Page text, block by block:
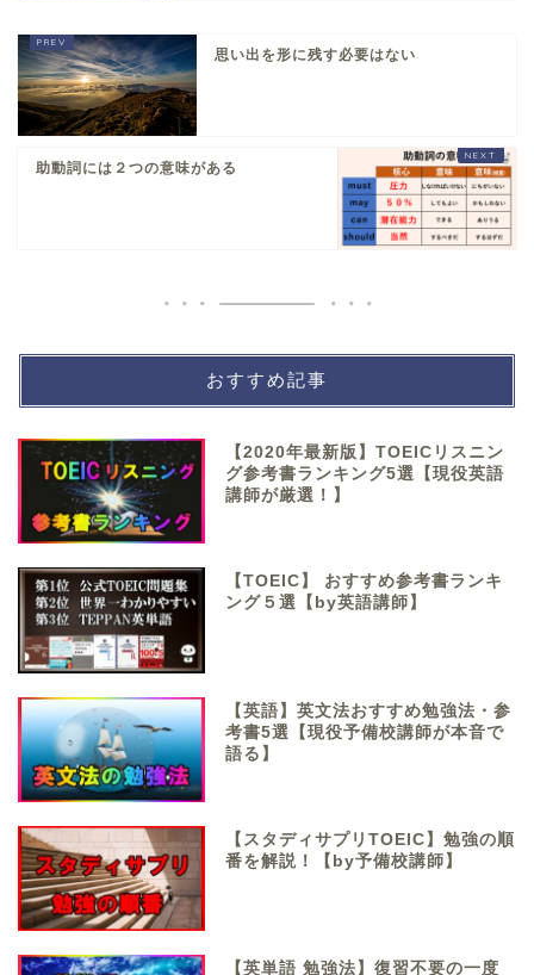
思い出を形に残す必要はない
助動詞には２つの意味がある
おすすめ記事
【2020年最新版】TOEICリスニン
グ参考書ランキング5選【現役英語
講師が厳選！】
【TOEIC】 おすすめ参考書ランキ
ング５選【by英語講師】
【英語】英文法おすすめ勉強法・参
考書5選【現役予備校講師が本音で
語る】
【スタディサプリTOEIC】勉強の順
番を解説！【by予備校講師】
【英単語 勉強法】復習不要の一度